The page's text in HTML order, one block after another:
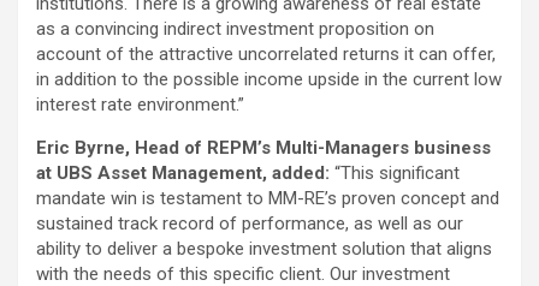
as a convincing indirect investment proposition on
account of the attractive uncorrelated returns it can offer,
in addition to the possible income upside in the current low
interest rate environment.”
Eric Byrne, Head of REPM’s Multi-Managers business
at UBS Asset Management, added: “This significant
mandate win is testament to MM-RE’s proven concept and
sustained track record of performance, as well as our
ability to deliver a bespoke investment solution that aligns
with the needs of this specific client. Our investment